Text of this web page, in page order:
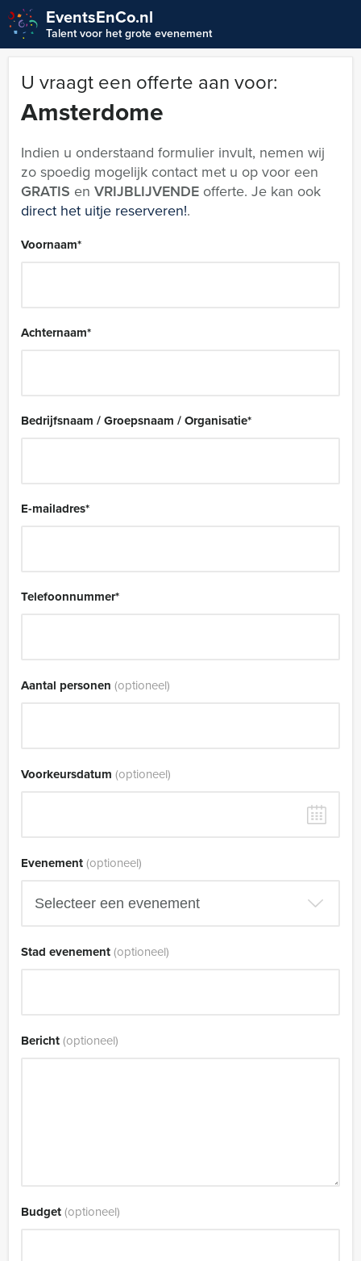
EventsEnCo.nl
Talent voor het grote evenement
U vraagt een offerte aan voor:
Amsterdome
Indien u onderstaand formulier invult, nemen wij
zo spoedig mogelijk contact met u op voor een
GRATIS en VRIJBLIJVENDE offerte. Je kan ook
direct het uitje reserveren!.
Voornaam*
Achternaam*
Bedrijfsnaam / Groepsnaam / Organisatie*
E-mailadres*
Telefoonnummer*
Aantal personen (optioneel)
Voorkeursdatum (optioneel)
Evenement(optioneel)
Stad evenement(optioneel)
Bericht(optioneel)
Budget(optioneel)